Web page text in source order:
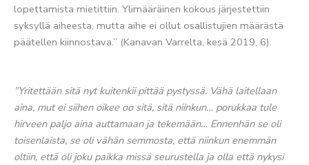
lopettamista mietittiin. Ylimääräinen kokous järjestettiin
syksyllä aiheesta, mutta aihe ei ollut osallistujien määrästä
päätellen kiinnostava.” (Kanavan Varrelta, kesä 2019, 6).
”Yritettään sitä nyt kuitenkii pittää pystyssä. Vähä laitellaan
aina, mut ei siihen oikee oo sitä, sitä niinkun… porukkaa tule
hirveen paljo aina auttamaan ja tekemään… Ennenhän se oli
toisenlaista, se oli vähän semmosta, että niinkun enemmän
oltiin, että oli joku paikka missä seurustella ja olla että nykysi